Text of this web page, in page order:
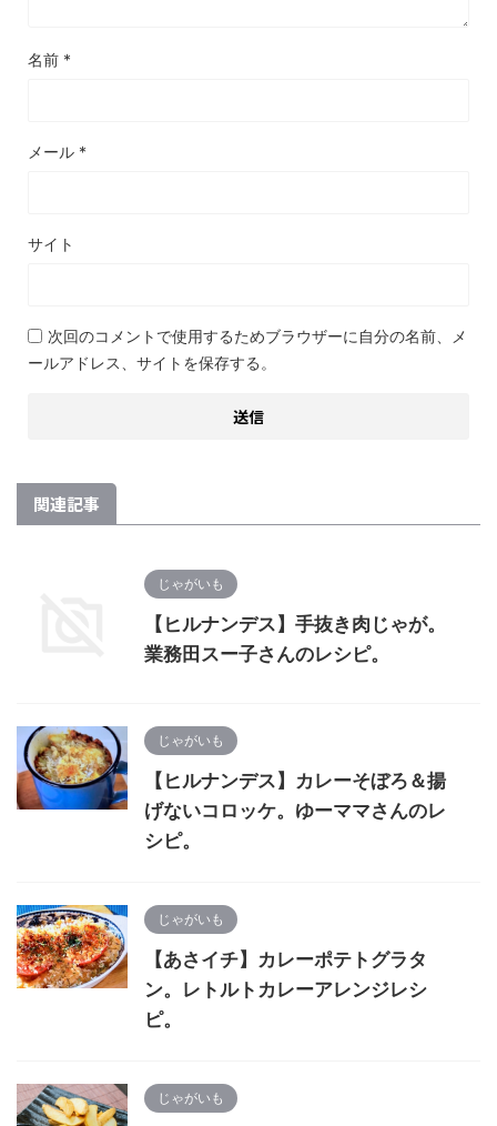
名前 *
メール *
サイト
次回のコメントで使用するためブラウザーに自分の名前、メ
ールアドレス、サイトを保存する。
関連記事
じゃがいも
【ヒルナンデス】手抜き肉じゃが。
業務田スー子さんのレシピ。
じゃがいも
【ヒルナンデス】カレーそぼろ＆揚
げないコロッケ。ゆーママさんのレ
シピ。
じゃがいも
【あさイチ】カレーポテトグラタ
ン。レトルトカレーアレンジレシ
ピ。
じゃがいも